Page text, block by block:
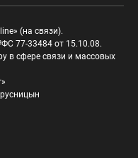
(на связи).
77-33484 от 15.10.08.
в сфере связи и массовых